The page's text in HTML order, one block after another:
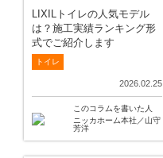
LIXILトイレの人気モデル
は？施工実績ランキング形
式でご紹介します
トイレ
2026.02.25
このコラムを書いた人
ニッカホーム本社／山守
芳洋